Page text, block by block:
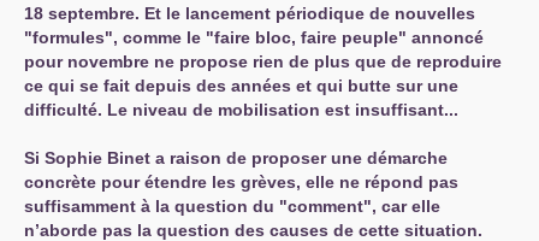
18 septembre. Et le lancement périodique de nouvelles
"formules", comme le "faire bloc, faire peuple" annoncé
pour novembre ne propose rien de plus que de reproduire
ce qui se fait depuis des années et qui butte sur une
difficulté. Le niveau de mobilisation est insuffisant...
Si Sophie Binet a raison de proposer une démarche
concrète pour étendre les grèves, elle ne répond pas
suffisamment à la question du "comment", car elle
n’aborde pas la question des causes de cette situation.